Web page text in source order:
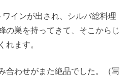
インが出され、シルバ総料理
の巣を持ってきて、そこからじ
れます。
合わせがまた絶品でした。（写